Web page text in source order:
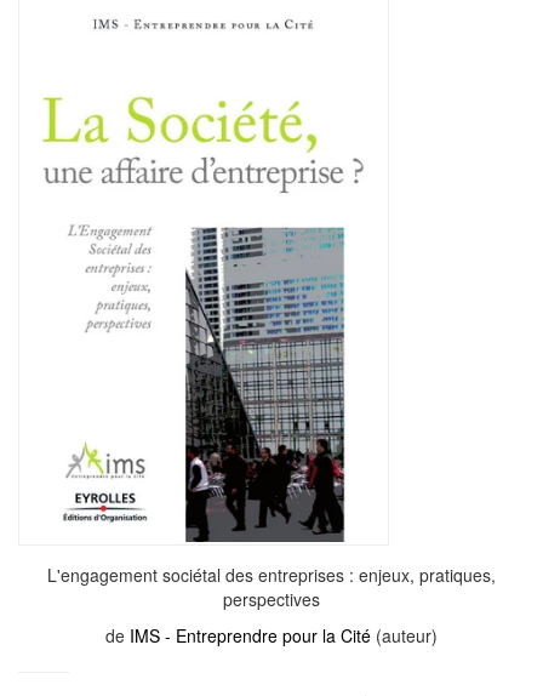
L'engagement sociétal des entreprises : enjeux, pratiques,
perspectives
de IMS - Entreprendre pour la Cité (auteur)